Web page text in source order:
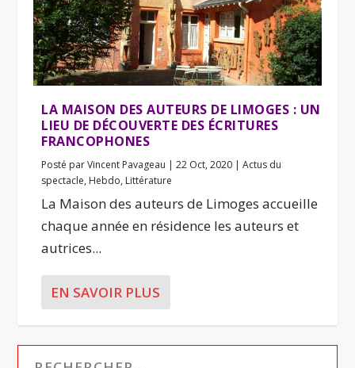
LA MAISON DES AUTEURS DE LIMOGES : UN
LIEU DE DÉCOUVERTE DES ÉCRITURES
FRANCOPHONES
Posté parVincent Pavageau |22 Oct, 2020 |Actus du
spectacle, Hebdo, Littérature
La Maison des auteurs de Limoges accueille
chaque année en résidence les auteurs et
autrices...
EN SAVOIR PLUS